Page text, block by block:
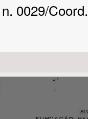
0029/